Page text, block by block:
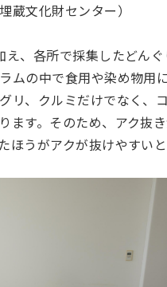
蔵文化財センター）
、各所で採集したどん
ムの中で食用や染め物用
リ、クルミだけでなく、
ます。そのため、アク抜
うがアクが抜けやすいと